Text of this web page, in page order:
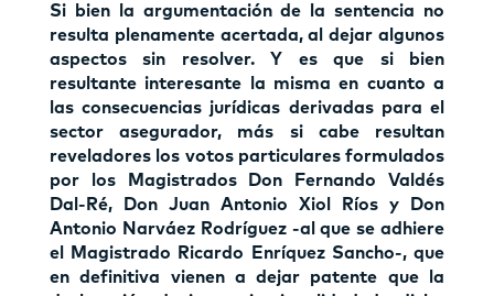
Si bien la argumentación de la sentencia no
resulta plenamente acertada, al dejar algunos
aspectos sin resolver. Y es que si bien
resultante interesante la misma en cuanto a
las consecuencias jurídicas derivadas para el
sector asegurador, más si cabe resultan
reveladores los votos particulares formulados
por los Magistrados Don Fernando Valdés
Dal-Ré, Don Juan Antonio Xiol Ríos y Don
Antonio Narváez Rodríguez -al que se adhiere
el Magistrado Ricardo Enríquez Sancho-, que
en definitiva vienen a dejar patente que la